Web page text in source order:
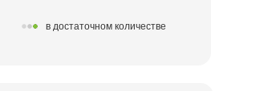
в достаточном количестве